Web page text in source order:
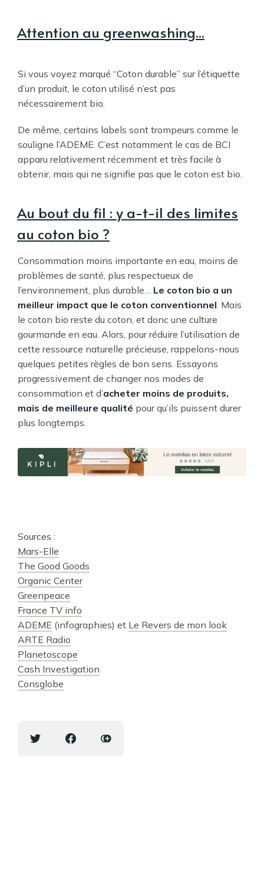
Attention au greenwashing...
Si vous voyez marqué “Coton durable” sur l’étiquette
d’un produit, le coton utilisé n’est pas
nécessairement bio.
De même, certains labels sont trompeurs comme le
souligne l’ADEME. C’est notamment le cas de BCI
apparu relativement récemment et très facile à
obtenir, mais qui ne signifie pas que le coton est bio.
Au bout du fil : y a-t-il des limites
au coton bio ?
Consommation moins importante en eau, moins de
problèmes de santé, plus respectueux de
l’environnement, plus durable… Le coton bio a un
meilleur impact que le coton conventionnel . Mais
le coton bio reste du coton, et donc une culture
gourmande en eau. Alors, pour réduire l’utilisation de
cette ressource naturelle précieuse, rappelons-nous
quelques petites règles de bon sens. Essayons
progressivement de changer nos modes de
consommation et d’acheter moins de produits,
mais de meilleure qualité pour qu’ils puissent durer
plus longtemps.
Sources :
Mars-Elle
The Good Goods
Organic Center
Greenpeace
France TV info
ADEME (infographies) et Le Revers de mon look
ARTE Radio
Planetoscope
Cash Investigation
Consglobe